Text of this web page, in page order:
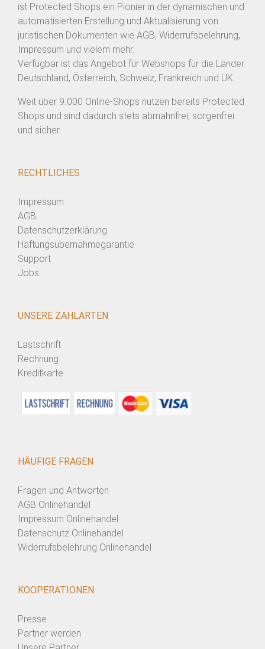
ist Protected Shops ein Pionier in der dynamischen und
automatisierten Erstellung und Aktualisierung von
juristischen Dokumenten wie AGB, Widerrufsbelehrung,
Impressum und vielem mehr.
Verfügbar ist das Angebot für Webshops für die Länder
Deutschland, Österreich, Schweiz, Frankreich und UK.
Weit über 9.000 Online-Shops nutzen bereits Protected
Shops und sind dadurch stets abmahnfrei, sorgenfrei
und sicher.
RECHTLICHES
Impressum
AGB
Datenschutzerklärung
Haftungsübernahmegarantie
Support
Jobs
UNSERE ZAHLARTEN
Lastschrift
Rechnung
Kreditkarte
HÄUFIGE FRAGEN
Fragen und Antworten
AGB Onlinehandel
Impressum Onlinehandel
Datenschutz Onlinehandel
Widerrufsbelehrung Onlinehandel
KOOPERATIONEN
Presse
Partner werden